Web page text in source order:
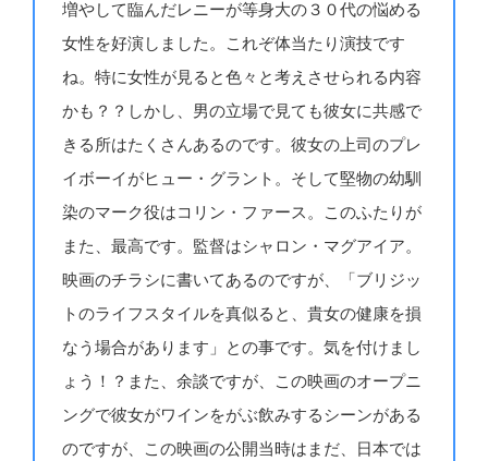
増やして臨んだレニーが等身大の３０代の悩める
女性を好演しました。これぞ体当たり演技です
ね。特に女性が見ると色々と考えさせられる内容
かも？？しかし、男の立場で見ても彼女に共感で
きる所はたくさんあるのです。彼女の上司のプレ
イボーイがヒュー・グラント。そして堅物の幼馴
染のマーク役はコリン・ファース。このふたりが
また、最高です。監督はシャロン・マグアイア。
映画のチラシに書いてあるのですが、「ブリジッ
トのライフスタイルを真似ると、貴女の健康を損
なう場合があります」との事です。気を付けまし
ょう！？また、余談ですが、この映画のオープニ
ングで彼女がワインをがぶ飲みするシーンがある
のですが、この映画の公開当時はまだ、日本では